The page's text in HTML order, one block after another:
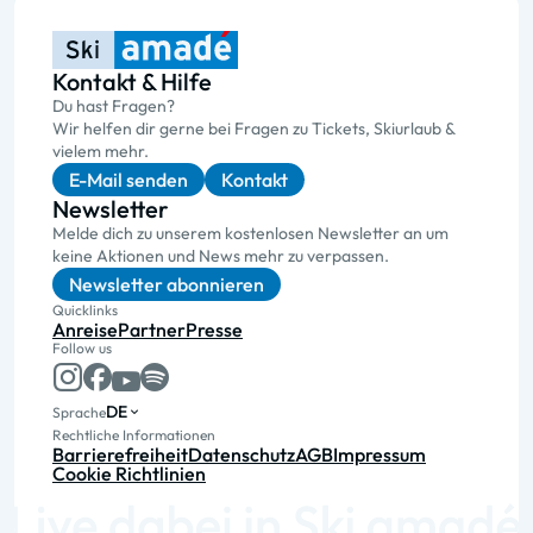
Kontakt & Hilfe
Du hast Fragen?
Wir helfen dir gerne bei Fragen zu Tickets, Skiurlaub &
vielem mehr.
E-Mail senden Kontakt
Newsletter
Melde dich zu unserem kostenlosen Newsletter an um
keine Aktionen und News mehr zu verpassen.
Newsletter abonnieren
Quicklinks
AnreisePartnerPresse
Follow us
SpracheDE
Rechtliche Informationen
BarrierefreiheitDatenschutzAGBImpressum
Cookie Richtlinien